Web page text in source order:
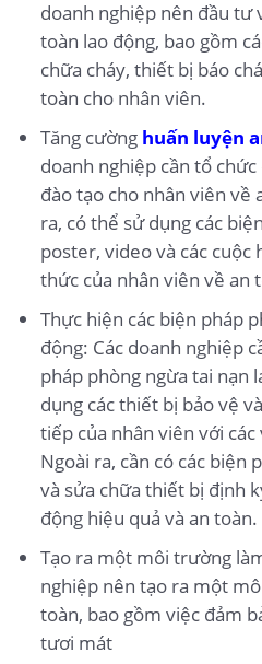
doanh nghiệp nên đầu tư
toàn lao động, bao gồm
chữa cháy, thiết bị báo
toàn cho nhân viên.
Tăng cường huấn luyện
doanh nghiệp cần tổ
đào tạo cho nhân viên về
ra, có thể sử dụng các
poster, video và các cuộc
thức của nhân viên về an
Thực hiện các biện pháp
động: Các doanh nghiệp
pháp phòng ngừa tai nạn
dụng các thiết bị bảo vệ
tiếp của nhân viên với
Ngoài ra, cần có các biện
và sửa chữa thiết bị định
động hiệu quả và an toàn.
Tạo ra một môi trường
nghiệp nên tạo ra một
toàn, bao gồm việc đảm
tươi mát